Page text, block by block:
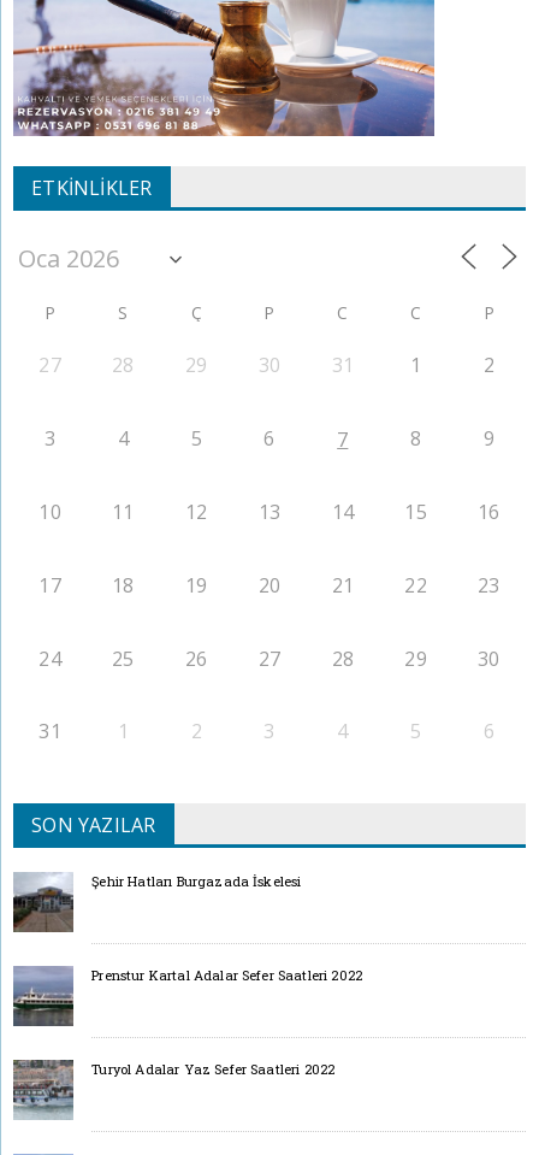
ETKINLIKLER
P S Ç P C C P
27 28 29 30 31 1 2
3 4 5 6 7 8 9
10 11 12 13 14 15 16
17 18 19 20 21 22 23
24 25 26 27 28 29 30
31 1 2 3 4 5 6
SON YAZILAR
Şehir Hatları Burgazada İskelesi
Prenstur Kartal Adalar Sefer Saatleri 2022
Turyol Adalar Yaz Sefer Saatleri 2022